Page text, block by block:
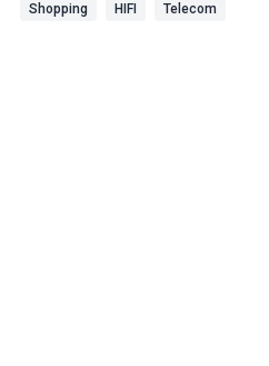
Shopping HIFI Telecom